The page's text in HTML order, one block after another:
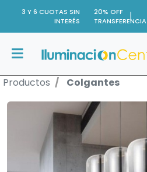
3 Y 6 CUOTAS SIN
INTERÉS
20% OFF
TRANSFERENCIA
Productos Colgantes